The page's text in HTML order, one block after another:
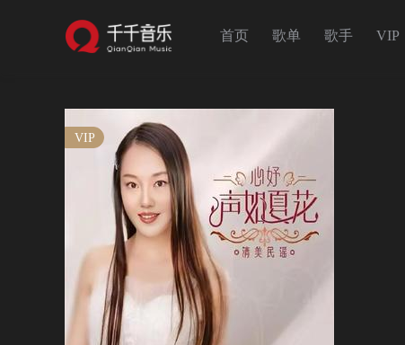
首页 歌单 歌手 VIP
VIP